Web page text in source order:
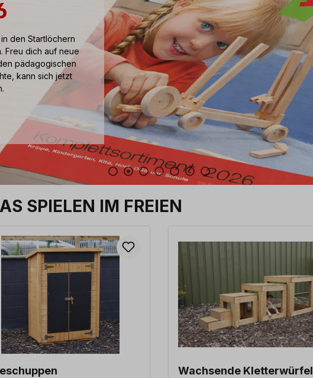
den Startlöchern
Freu dich auf neue
pädagogischen
kann sich jetzt
SPIELEN IM FREIEN
Wachsende Kletterwürfel